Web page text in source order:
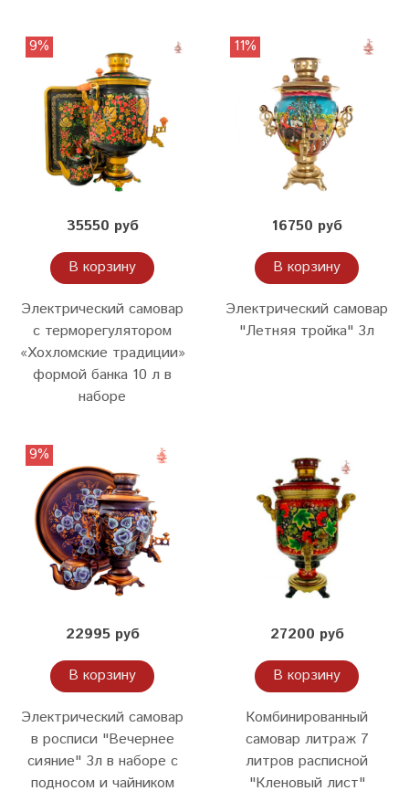
9%
35550 руб
В корзину
Электрический самовар
с терморегулятором
«Хохломские традиции»
формой банка 10 л в
наборе
11%
16750 руб
В корзину
Электрический самовар
"Летняя тройка" 3л
9%
22995 руб
В корзину
Электрический самовар
в росписи "Вечернее
сияние" 3л в наборе с
подносом и чайником
27200 руб
В корзину
Комбинированный
самовар литраж 7
литров расписной
"Кленовый лист"